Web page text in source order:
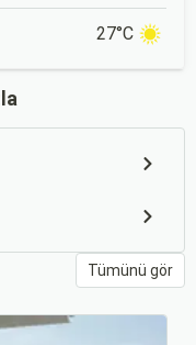
27°C
Tümünü gör